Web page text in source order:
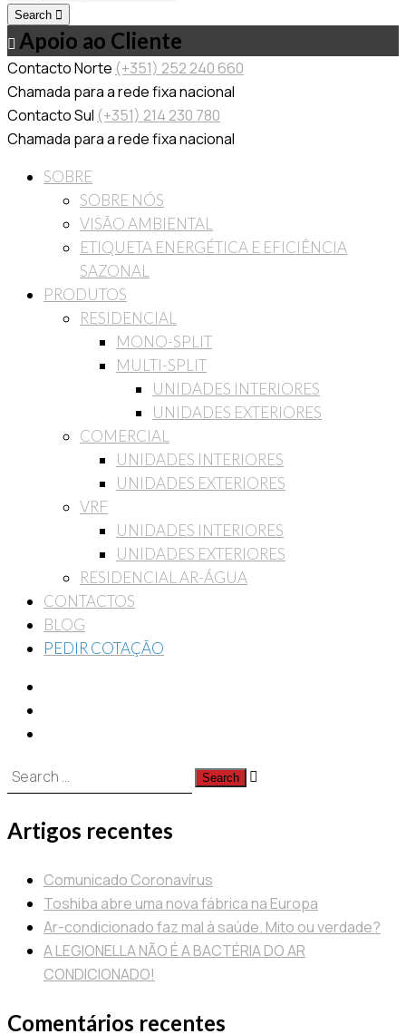
Search
Apoio ao Cliente
Contacto Norte (+351) 252 240 660
Chamada para a rede fixa nacional
Contacto Sul (+351) 214 230 780
Chamada para a rede fixa nacional
SOBRE
SOBRE NÓS
VISÃO AMBIENTAL
ETIQUETA ENERGÉTICA E EFICIÊNCIA
SAZONAL
PRODUTOS
RESIDENCIAL
MONO-SPLIT
MULTI-SPLIT
UNIDADES INTERIORES
UNIDADES EXTERIORES
COMERCIAL
UNIDADES INTERIORES
UNIDADES EXTERIORES
VRF
UNIDADES INTERIORES
UNIDADES EXTERIORES
RESIDENCIAL AR-ÁGUA
CONTACTOS
BLOG
PEDIR COTAÇÃO
Pesquisa
por:
Artigos recentes
Comunicado Coronavírus
Toshiba abre uma nova fábrica na Europa
Ar-condicionado faz mal à saúde. Mito ou verdade?
A LEGIONELLA NÃO É A BACTÉRIA DO AR
CONDICIONADO!
Comentários recentes